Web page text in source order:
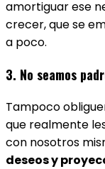
amortiguar ese
crecer, que se
a poco.
3. No seamos
Tampoco
que realmente
con nosotros
deseos y